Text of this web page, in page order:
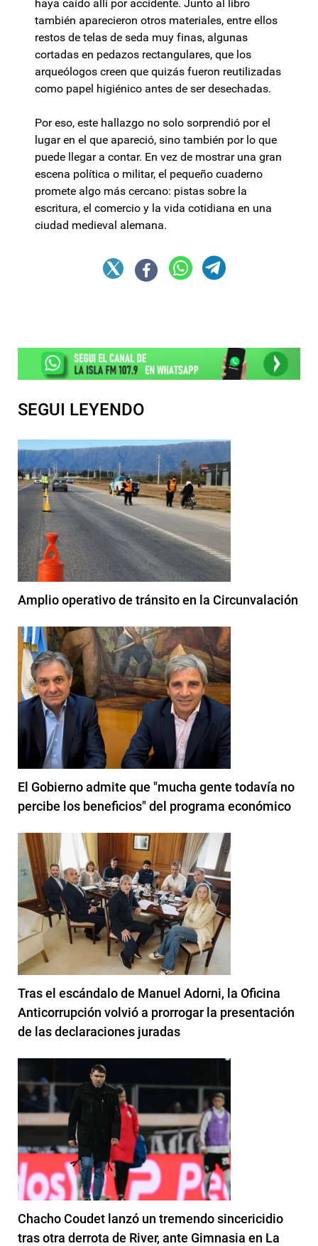
haya caído allí por accidente. Junto al libro
también aparecieron otros materiales, entre ellos
restos de telas de seda muy finas, algunas
cortadas en pedazos rectangulares, que los
arqueólogos creen que quizás fueron reutilizadas
como papel higiénico antes de ser desechadas.
Por eso, este hallazgo no solo sorprendió por el
lugar en el que apareció, sino también por lo que
puede llegar a contar. En vez de mostrar una gran
escena política o militar, el pequeño cuaderno
promete algo más cercano: pistas sobre la
escritura, el comercio y la vida cotidiana en una
ciudad medieval alemana.
SEGUI LEYENDO
Amplio operativo de tránsito en la Circunvalación
El Gobierno admite que "mucha gente todavía no
percibe los beneficios" del programa económico
Tras el escándalo de Manuel Adorni, la Oficina
Anticorrupción volvió a prorrogar la presentación
de las declaraciones juradas
Chacho Coudet lanzó un tremendo sincericidio
tras otra derrota de River, ante Gimnasia en La